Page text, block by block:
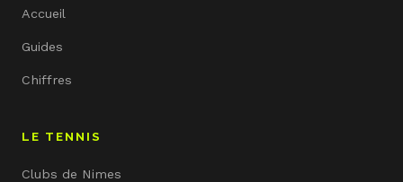
Accueil
Guides
Chiffres
LE TENNIS
Clubs de Nimes